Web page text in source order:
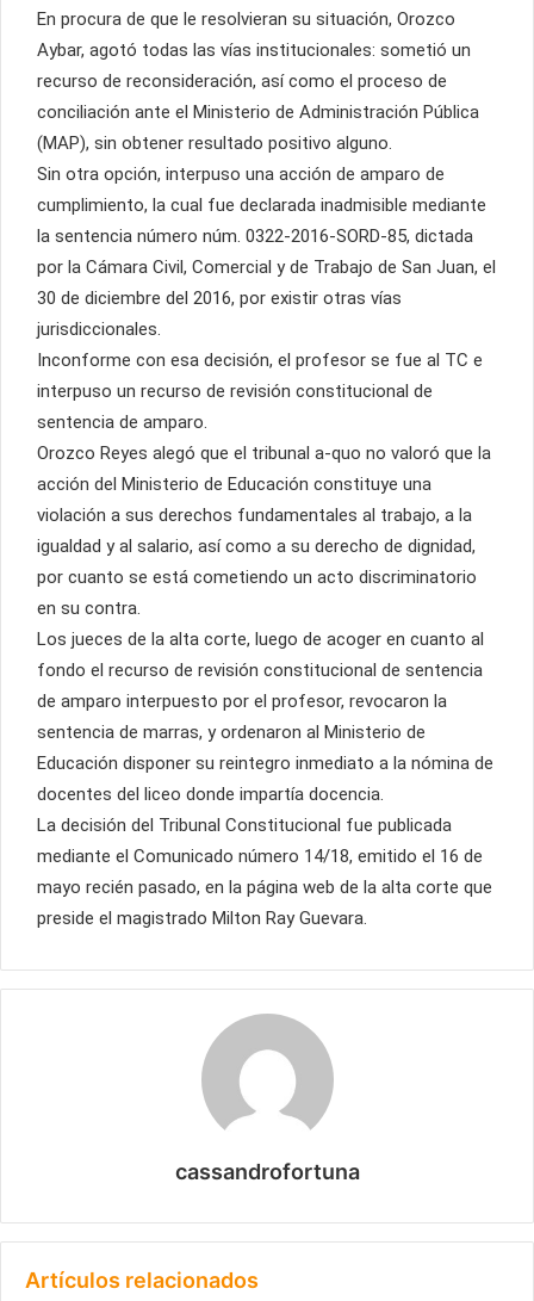
En procura de que le resolvieran su situación, Orozco
Aybar, agotó todas las vías institucionales: sometió un
recurso de reconsideración, así como el proceso de
conciliación ante el Ministerio de Administración Pública
(MAP), sin obtener resultado positivo alguno.
Sin otra opción, interpuso una acción de amparo de
cumplimiento, la cual fue declarada inadmisible mediante
la sentencia número núm. 0322-2016-SORD-85, dictada
por la Cámara Civil, Comercial y de Trabajo de San Juan, el
30 de diciembre del 2016, por existir otras vías
jurisdiccionales.
Inconforme con esa decisión, el profesor se fue al TC e
interpuso un recurso de revisión constitucional de
sentencia de amparo.
Orozco Reyes alegó que el tribunal a-quo no valoró que la
acción del Ministerio de Educación constituye una
violación a sus derechos fundamentales al trabajo, a la
igualdad y al salario, así como a su derecho de dignidad,
por cuanto se está cometiendo un acto discriminatorio
en su contra.
Los jueces de la alta corte, luego de acoger en cuanto al
fondo el recurso de revisión constitucional de sentencia
de amparo interpuesto por el profesor, revocaron la
sentencia de marras, y ordenaron al Ministerio de
Educación disponer su reintegro inmediato a la nómina de
docentes del liceo donde impartía docencia.
La decisión del Tribunal Constitucional fue publicada
mediante el Comunicado número 14/18, emitido el 16 de
mayo recién pasado, en la página web de la alta corte que
preside el magistrado Milton Ray Guevara.
cassandrofortuna
Artículos relacionados